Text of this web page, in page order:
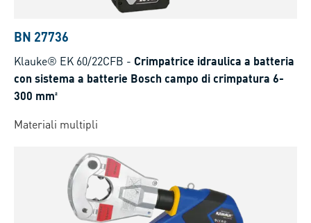
BN 27736
Klauke® EK 60/22CFB - Crimpatrice idraulica a batteria
con sistema a batterie Bosch campo di crimpatura 6-
300 mm²
Materiali multipli